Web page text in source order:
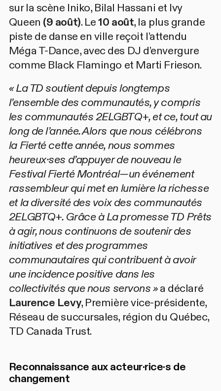
sur la scène Iniko, Bilal Hassani et Ivy
Queen (9 août). Le10 août, la plus grande
piste de danse en ville reçoit l’attendu
Méga T-Dance, avec des DJ d’envergure
comme Black Flamingo et Marti Frieson.
« La TD soutient depuis longtemps
l’ensemble des communautés, y compris
les communautés 2ELGBTQ+, et ce, tout au
long de l’année. Alors que nous célébrons
la Fierté cette année, nous sommes
heureux·ses d’appuyer de nouveau le
Festival Fierté Montréal—un événement
rassembleur qui met en lumière la richesse
et la diversité des voix des communautés
2ELGBTQ+. Grâce à La promesse TD Prêts
à agir, nous continuons de soutenir des
initiatives et des programmes
communautaires qui contribuent à avoir
une incidence positive dans les
collectivités que nous servons »a déclaré
Laurence Levy, Première vice-présidente,
Réseau de succursales, région du Québec,
TD Canada Trust.
Reconnaissance aux acteur·rice·s de
changement